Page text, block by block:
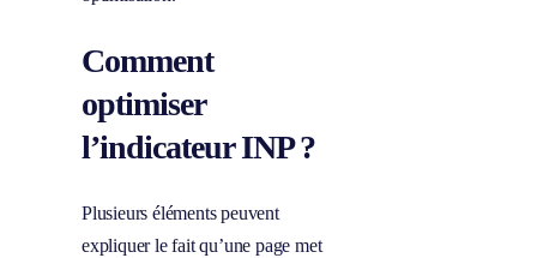
Comment
optimiser
l’indicateur INP ?
Plusieurs éléments peuvent
expliquer le fait qu’une page met